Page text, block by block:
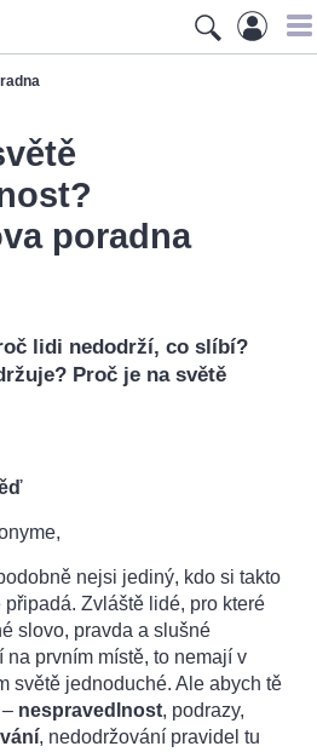
poradna
lidi nedodrží, co slíbí?
Proč je na světě
nejsi jediný, kdo si takto
připadá. Zvláště lidé, pro které
slovo, pravda a slušné
na prvním místě, to nemají v
světě jednoduché. Ale abych tě
nespravedlnost, podrazy,
, nedodržování pravidel tu